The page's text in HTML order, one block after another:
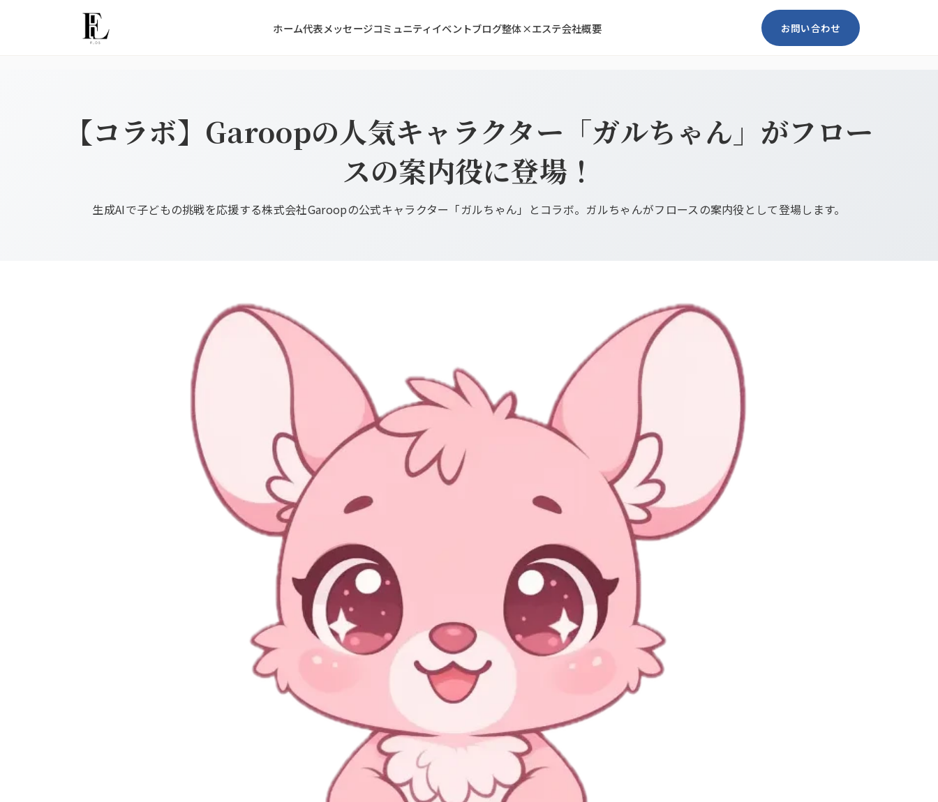
ホーム代表メッセージコミュニティイベントブログ整体×エステ会社概要 お問い合わせ
【コラボ】Garoopの人気キャラクター「ガルちゃん」がフロー
スの案内役に登場！
生成AIで子どもの挑戦を応援する株式会社Garoopの公式キャラクター「ガルちゃん」とコラボ。ガルちゃんがフロースの案内役として登場します。